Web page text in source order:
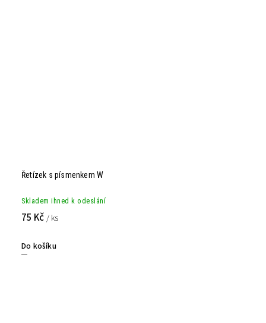
Řetízek s písmenkem W
Skladem ihned k odeslání
75 Kč / ks
Do košíku